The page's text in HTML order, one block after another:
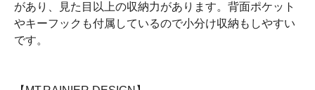
があり、見た目以上の収納力があります。背面ポケット
やキーフックも付属しているので小分け収納もしやすい
です。